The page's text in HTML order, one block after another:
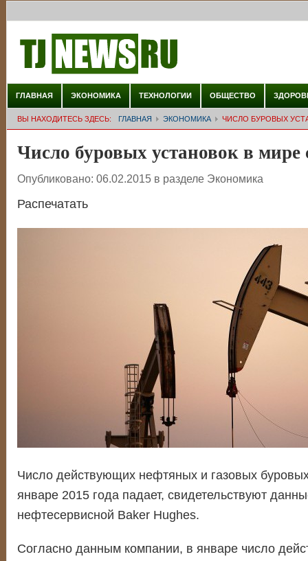
ГЛАВНАЯ ЭКОНОМИКА ТЕХНОЛОГИИ ОБЩЕСТВО
ВЫ НАХОДИТЕСЬ ЗДЕСЬ: ГЛАВНАЯ ЭКОНОМИКА ЧИСЛО БУРОВЫХ
Число буровых установок в мире
Опубликовано: 06.02.2015 в разделе Экономика
Распечатать
Число действующих нефтяных и газовых
январе 2015 года падает, свидетельствуют
нефтесервисной Baker Hughes.
Согласно данным компании, в январе число